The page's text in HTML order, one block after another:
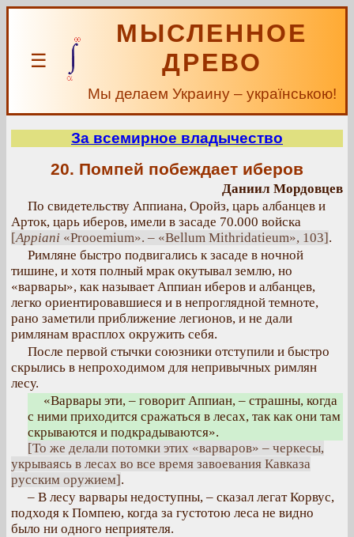
☰
МЫСЛЕННОЕ
ДРЕВО
Мы делаем Украину – українською!
За всемирное владычество
20. Помпей побеждает иберов
Даниил Мордовцев
По свидетельству Аппиана, Оройз, царь албанцев и
Арток, царь иберов, имели в засаде 70.000 войска
[Appiani «Prooemium». – «Bellum Mithridatieum», 103].
Римляне быстро подвигались к засаде в ночной
тишине, и хотя полный мрак окутывал землю, но
«варвары», как называет Аппиан иберов и албанцев,
легко ориентировавшиеся и в непроглядной темноте,
рано заметили приближение легионов, и не дали
римлянам врасплох окружить себя.
После первой стычки союзники отступили и быстро
скрылись в непроходимом для непривычных римлян
лесу.
«Варвары эти, – говорит Аппиан, – страшны, когда
с ними приходится сражаться в лесах, так как они там
скрываются и подкрадываются».
[То же делали потомки этих «варваров» – черкесы,
укрываясь в лесах во все время завоевания Кавказа
русским оружием].
– В лесу варвары недоступны, – сказал легат Корвус,
подходя к Помпею, когда за густотою леса не видно
было ни одного неприятеля.